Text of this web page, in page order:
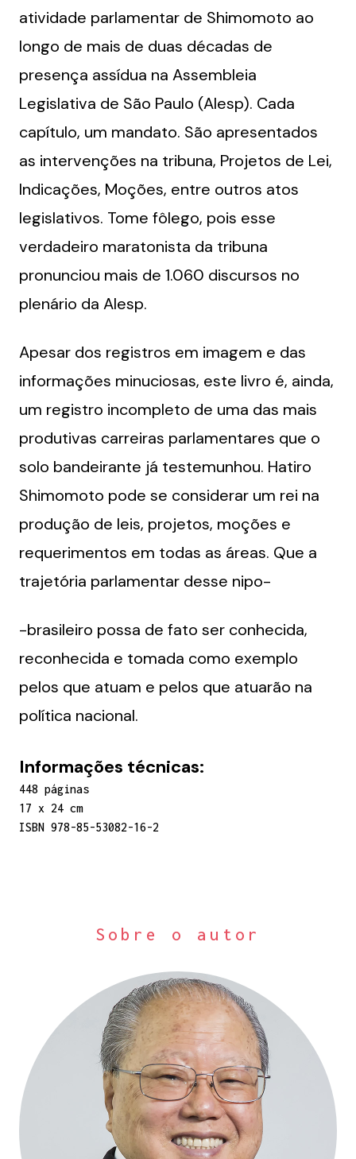
atividade parlamentar de Shimomoto ao
longo de mais de duas décadas de
presença assídua na Assembleia
Legislativa de São Paulo (Alesp). Cada
capítulo, um mandato. São apresentados
as intervenções na tribuna, Projetos de Lei,
Indicações, Moções, entre outros atos
legislativos. Tome fôlego, pois esse
verdadeiro maratonista da tribuna
pronunciou mais de 1.060 discursos no
plenário da Alesp.
Apesar dos registros em imagem e das
informações minuciosas, este livro é, ainda,
um registro incompleto de uma das mais
produtivas carreiras parlamentares que o
solo bandeirante já testemunhou. Hatiro
Shimomoto pode se considerar um rei na
produção de leis, projetos, moções e
requerimentos em todas as áreas. Que a
trajetória parlamentar desse nipo-
-brasileiro possa de fato ser conhecida,
reconhecida e tomada como exemplo
pelos que atuam e pelos que atuarão na
política nacional.
Informações técnicas:
448 páginas
17 x 24 cm
ISBN 978-85-53082-16-2
Sobre o autor